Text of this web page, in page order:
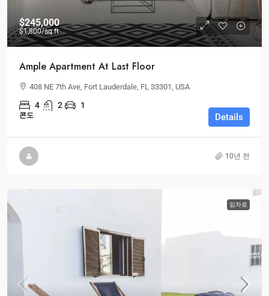
$245,000
$1,800/sq ft
Ample Apartment At Last Floor
408 NE 7th Ave, Fort Lauderdale, FL 33301, USA
4 2 1
콘도 Details
10년 전
임차료